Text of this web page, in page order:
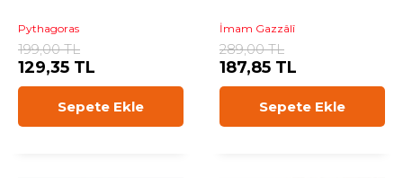
Pythagoras
199,00 TL
129,35 TL
Sepete Ekle
İmam Gazzâlî
289,00 TL
187,85 TL
Sepete Ekle